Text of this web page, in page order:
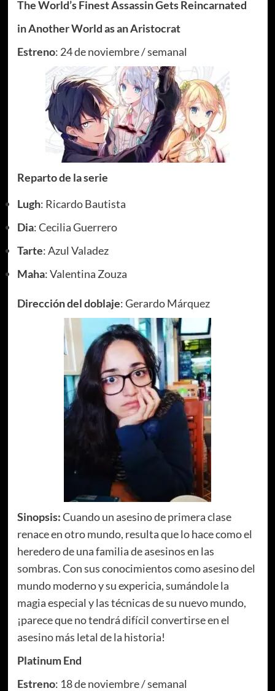
The World’s Finest Assassin Gets Reincarnated
in Another World as an Aristocrat
Estreno: 24 de noviembre / semanal
Reparto de la serie
Lugh: Ricardo Bautista
Dia: Cecilia Guerrero
Tarte: Azul Valadez
Maha: Valentina Zouza
Dirección del doblaje: Gerardo Márquez
Sinopsis:Cuando un asesino de primera clase
renace en otro mundo, resulta que lo hace como el
heredero de una familia de asesinos en las
sombras. Con sus conocimientos como asesino del
mundo moderno y su expericia, sumándole la
magia especial y las técnicas de su nuevo mundo,
¡parece que no tendrá difícil convertirse en el
asesino más letal de la historia!
Platinum End
Estreno: 18 de noviembre / semanal